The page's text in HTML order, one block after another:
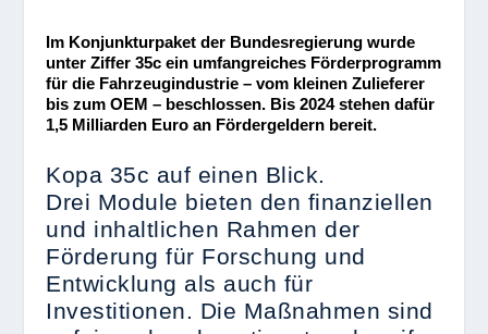
Im Konjunkturpaket der Bundesregierung wurde
unter Ziffer 35c ein umfangreiches Förderprogramm
für die Fahrzeugindustrie – vom kleinen Zulieferer
bis zum OEM – beschlossen. Bis 2024 stehen dafür
1,5 Milliarden Euro an Fördergeldern bereit.
Kopa 35c auf einen Blick.
Drei Module bieten den finanziellen
und inhaltlichen Rahmen der
Förderung für Forschung und
Entwicklung als auch für
Investitionen. Die Maßnahmen sind